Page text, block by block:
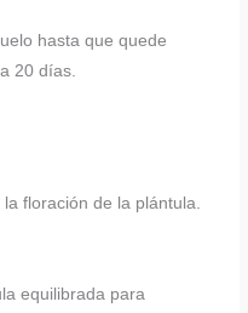
hasta que quede
20 días.
floración de la plántula.
equilibrada para